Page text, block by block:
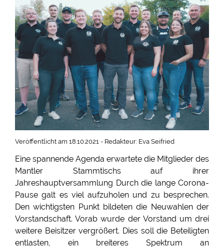
Veröffentlicht am 18.10.2021 - Redakteur: Eva Seifried
Eine spannende Agenda erwartete die Mitglieder des
Mantler Stammtischs auf ihrer
Jahreshauptversammlung Durch die lange Corona-
Pause galt es viel aufzuholen und zu besprechen.
Den wichtigsten Punkt bildeten die Neuwahlen der
Vorstandschaft. Vorab wurde der Vorstand um drei
weitere Beisitzer vergrößert. Dies soll die Beteiligten
entlasten, ein breiteres Spektrum an